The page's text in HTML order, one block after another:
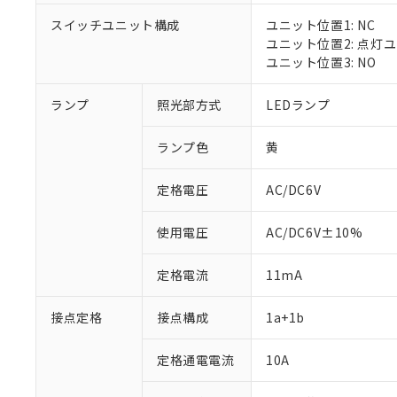
スイッチユニット構成
ユニット位置1: NC
ユニット位置2: 点灯
ユニット位置3: NO
ランプ 照光部方式 LEDランプ
ランプ色 黄
定格電圧 AC/DC6V
使用電圧 AC/DC6V±10%
定格電流 11mA
接点定格 接点構成 1a+1b
定格通電電流 10A
ご利用条件
以下の条件をお読
当社制御機
のであり、
※1 対応状況
対応済み：EU
調査・確認中：
非該当品：ライセ
仕入先様の事情に
があります。
鉛(Pb) 1000ppm以下、
ル（DBP） 1000ppm以
フタル酸エステル類の
「○」：最大均質
「×」：最大均質
「－」：未確認で
*中国RoHS10物質の基
Pb(鉛) :1000ppm、
Cr(Ⅵ)(六価クロム) :
DBP(フタル酸ジブチル
DEHP(フタル酸ビス(2-
などの必要
ます。
置等に一切
記
説明